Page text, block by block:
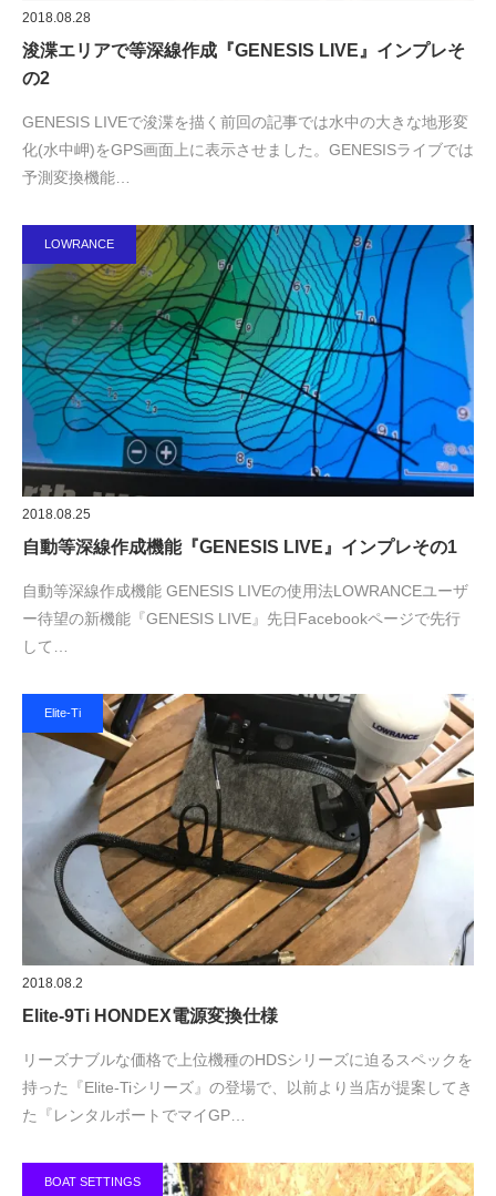
2018.08.28
浚渫エリアで等深線作成『GENESIS LIVE』インプレそ
の2
GENESIS LIVEで浚渫を描く前回の記事では水中の大きな地形変
化(水中岬)をGPS画面上に表示させました。GENESISライブでは
予測変換機能…
LOWRANCE
2018.08.25
自動等深線作成機能『GENESIS LIVE』インプレその1
自動等深線作成機能 GENESIS LIVEの使用法LOWRANCEユーザ
ー待望の新機能『GENESIS LIVE』先日Facebookページで先行
して…
Elite-Ti
2018.08.2
Elite-9Ti HONDEX電源変換仕様
リーズナブルな価格で上位機種のHDSシリーズに迫るスペックを
持った『Elite-Tiシリーズ』の登場で、以前より当店が提案してき
た『レンタルボートでマイGP…
BOAT SETTINGS